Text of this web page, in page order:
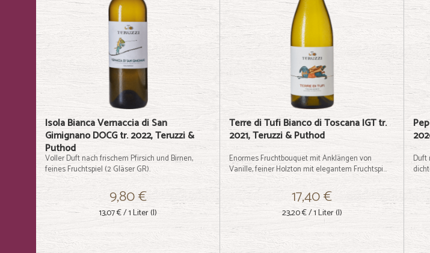
Isola Bianca Vernaccia di San
Gimignano DOCG tr. 2022, Teruzzi &
Puthod
Voller Duft nach frischem Pfirsich und Birnen,
feines Fruchtspiel (2 Gläser GR).
9,80 €
13,07 €/ 1 Liter (l)
Terre di Tufi Bianco di Toscana IGT tr.
2021, Teruzzi & Puthod
Enormes Fruchtbouquet mit Anklängen von
Vanille, feiner Holzton mit elegantem Fruchtspi...
17,40 €
23,20 €/ 1 Liter (l)
Duft